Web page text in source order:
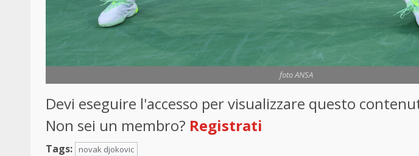
foto ANSA
Devi eseguire l'accesso per visualizzare questo
Non sei un membro? Registrati
Tags: novak djokovic